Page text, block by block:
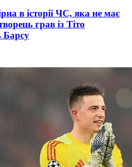
в історії ЧС, яка не має
грав із Тіто
Барсу